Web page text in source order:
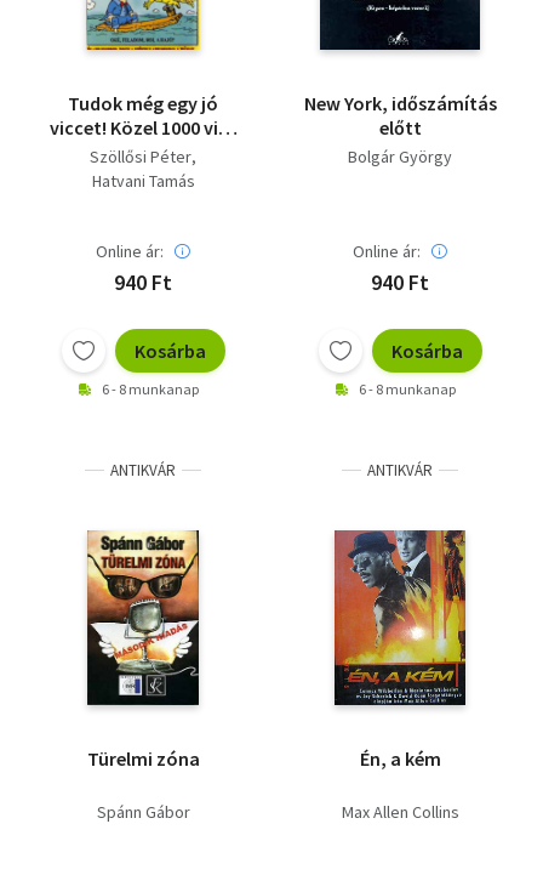
Tudok még egy jó
viccet! Közel 1000 vicc
– a javából!
Szöllősi Péter
Hatvani Tamás
Online ár:
940 Ft
Kosárba
6 - 8 munkanap
New York, időszámítás
előtt
Bolgár György
Online ár:
940 Ft
Kosárba
6 - 8 munkanap
ANTIKVÁR
Türelmi zóna
Spánn Gábor
ANTIKVÁR
Én, a kém
Max Allen Collins